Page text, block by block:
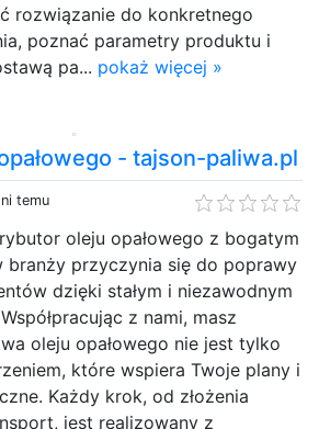
rozwiązanie do konkretnego
poznać parametry produktu i
pa... pokaż więcej »
- tajson-paliwa.pl
temu
oleju opałowego z bogatym
branży przyczynia się do poprawy
dzięki stałym i niezawodnym
z nami, masz
oleju opałowego nie jest tylko
które wspiera Twoje plany i
Każdy krok, od złożenia
jest realizowany z